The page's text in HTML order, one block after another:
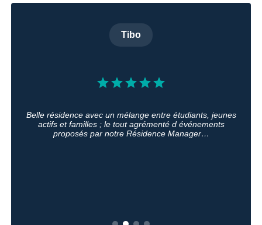
Tibo
Belle résidence avec un mélange entre étudiants, jeunes
actifs et familles ; le tout agrémenté d événements
proposés par notre Résidence Manager…